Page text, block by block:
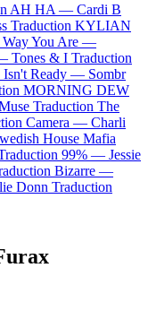
AH HA — Cardi B
Traduction KYLIAN
Way You Are —
Tones & I Traduction
Isn't Ready — Sombr
MORNING DEW
Traduction The
Camera — Charli
House Mafia
99% — Jessie
Bizarre —
Donn Traduction